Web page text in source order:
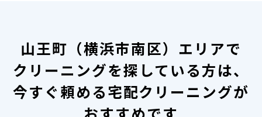
山王町（横浜市南区）エリアで
クリーニングを探している方は、
今すぐ頼める宅配クリーニングが